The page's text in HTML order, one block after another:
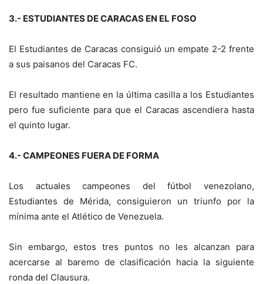
3.- ESTUDIANTES DE CARACAS EN EL FOSO
El Estudiantes de Caracas consiguió un empate 2-2 frente
a sus paisanos del Caracas FC.
El resultado mantiene en la última casilla a los Estudiantes
pero fue suficiente para que el Caracas ascendiera hasta
el quinto lugar.
4.- CAMPEONES FUERA DE FORMA
Los actuales campeones del fútbol venezolano,
Estudiantes de Mérida, consiguieron un triunfo por la
mínima ante el Atlético de Venezuela.
Sin embargo, estos tres puntos no les alcanzan para
acercarse al baremo de clasificación hacia la siguiente
ronda del Clausura.